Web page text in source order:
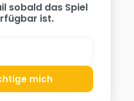
sobald das Spiel
ist.
mich